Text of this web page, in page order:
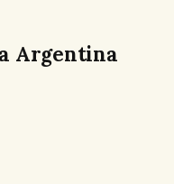
Argentina